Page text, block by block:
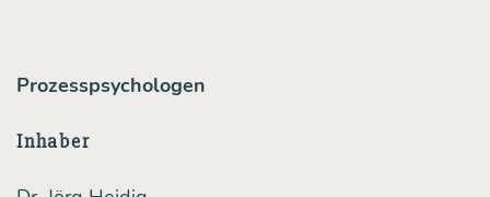
Prozesspsychologen
Inhaber